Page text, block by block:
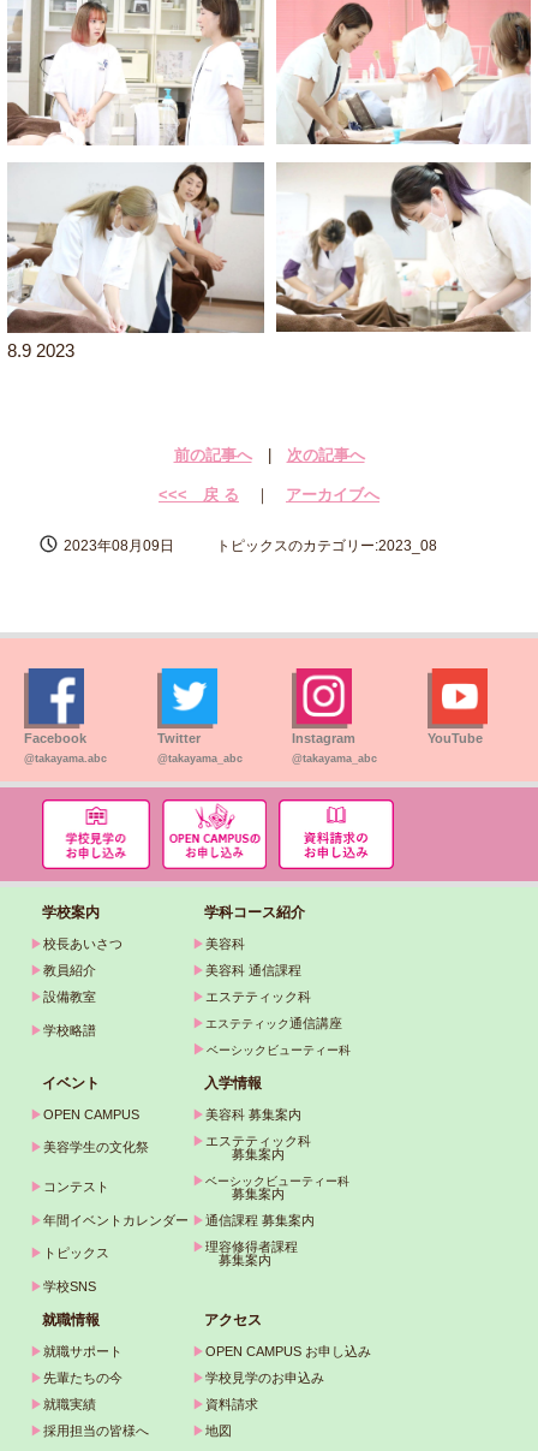
8.9 2023
前の記事へ| 次の記事へ
<<< 戻 る ｜ アーカイブへ
2023年08月09日 トピックスのカテゴリー:2023_08
Facebook
@takayama.abc
Twitter
@takayama_abc
Instagram
@takayama_abc
YouTube
学校案内 学科コース紹介
▶校長あいさつ ▶美容科
▶教員紹介 ▶美容科 通信課程
▶設備教室 ▶エステティック科
▶学校略譜 ▶エステティック通信講座
▶ベーシックビューティー科
イベント 入学情報
▶OPEN CAMPUS ▶美容科 募集案内
▶美容学生の文化祭 ▶エステティック科
募集案内
▶ コンテスト ▶ベーシックビューティー科
募集案内
▶年間イベントカレンダー ▶通信課程 募集案内
▶ トピックス ▶理容修得者課程
募集案内
▶学校SNS
就職情報 アクセス
▶就職サポート ▶OPEN CAMPUS お申し込み
▶先輩たちの今 ▶学校見学のお申込み
▶就職実績 ▶ 資料請求
▶採用担当の皆様へ ▶地図